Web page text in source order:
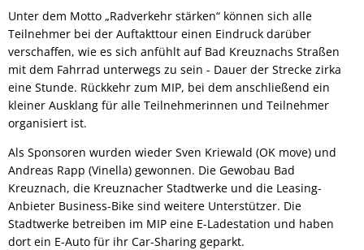
Unter dem Motto „Radverkehr stärken“ können sich alle
Teilnehmer bei der Auftakttour einen Eindruck darüber
verschaffen, wie es sich anfühlt auf Bad Kreuznachs Straßen
mit dem Fahrrad unterwegs zu sein - Dauer der Strecke zirka
eine Stunde. Rückkehr zum MIP, bei dem anschließend ein
kleiner Ausklang für alle Teilnehmerinnen und Teilnehmer
organisiert ist.
Als Sponsoren wurden wieder Sven Kriewald (OK move) und
Andreas Rapp (Vinella) gewonnen. Die Gewobau Bad
Kreuznach, die Kreuznacher Stadtwerke und die Leasing-
Anbieter Business-Bike sind weitere Unterstützer. Die
Stadtwerke betreiben im MIP eine E-Ladestation und haben
dort ein E-Auto für ihr Car-Sharing geparkt.